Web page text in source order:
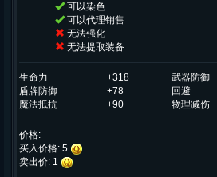
可以染色
可以代理销售
无法强化
无法提取装备
生命力 +318 武器防御
盾牌防御
+78 回避
魔法抵抗
+90 物理减伤
价格:
买入价格: 5
卖出价: 1